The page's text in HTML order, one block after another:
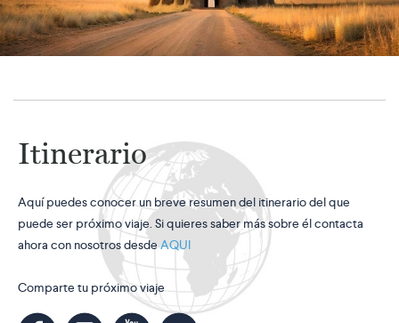
Itinerario
Aquí puedes conocer un breve resumen del itinerario del que
puede ser próximo viaje. Si quieres saber más sobre él contacta
ahora con nosotros desdeAQUI
Comparte tu próximo viaje